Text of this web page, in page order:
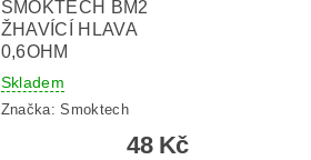
SMOKTECH BM2
ŽHAVÍCÍ HLAVA
0,6OHM
Skladem
Značka:Smoktech
48 Kč